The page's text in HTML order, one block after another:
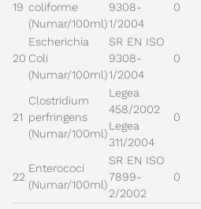
19 coliforme
(Numar/100ml)
9308-
1/2004
0
20
Escherichia
Coli
(Numar/100ml)
SR EN ISO
9308-
1/2004
0
21
Clostridium
perfringens
(Numar/100ml)
Legea
458/2002
Legea
311/2004
0
22
Enterococi
(Numar/100ml)
SR EN ISO
7899-
2/2002
0